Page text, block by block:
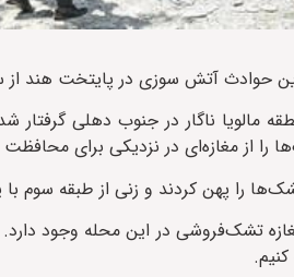
آتش سوزی در پایتخت هند از سال ۲۰۲۲
مالویا ناگار در جنوب دهلی گرفتار
مغازه‌ای در نزدیکی برای محافظت از
را پهن کردند و زنی از طبقه سوم
تشک‌فروشی در این محله وجود دارد.